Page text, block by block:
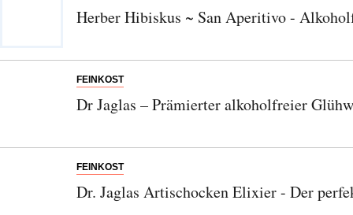
Herber Hibiskus ~ San Aperitivo -
FEINKOST
Dr Jaglas – Prämierter alkoholfreier
FEINKOST
Dr. Jaglas Artischocken Elixier - Der